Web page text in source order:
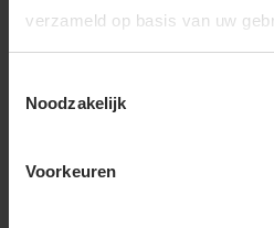
verzameld op basis van uw
Noodzakelijk
Voorkeuren